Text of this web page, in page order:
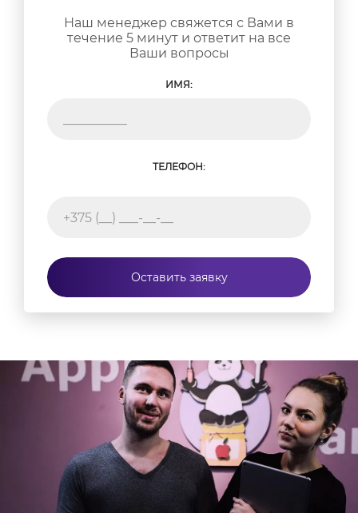
Наш менеджер свяжется с Вами в
течение 5 минут и ответит на все
Ваши вопросы
ИМЯ:
ТЕЛЕФОН:
Оставить заявку